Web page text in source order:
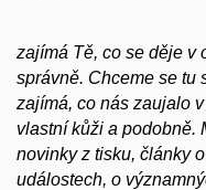
zajímá Tě, co se děje v
správně. Chceme se tu
zajímá, co nás zaujalo
vlastní kůži a podobně.
novinky z tisku, články
událostech, o